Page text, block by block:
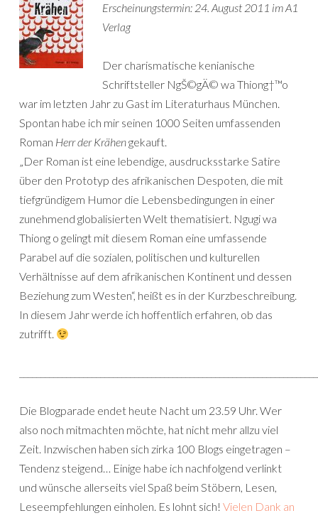
Erscheinungstermin: 24. August 2011 im A1
Verlag
Der charismatische kenianische
Schriftsteller NgŠ©gÄ© wa Thiong†™o
war im letzten Jahr zu Gast im Literaturhaus München.
Spontan habe ich mir seinen 1000 Seiten umfassenden
Roman Herr der Krähengekauft.
„Der Roman ist eine lebendige, ausdrucksstarke Satire
über den Prototyp des afrikanischen Despoten, die mit
tiefgründigem Humor die Lebensbedingungen in einer
zunehmend globalisierten Welt thematisiert. Ngugi wa
Thiong o gelingt mit diesem Roman eine umfassende
Parabel auf die sozialen, politischen und kulturellen
Verhältnisse auf dem afrikanischen Kontinent und dessen
Beziehung zum Westen“, heißt es in der Kurzbeschreibung.
In diesem Jahr werde ich hoffentlich erfahren, ob das
zutrifft.
Die Blogparade endet heute Nacht um 23.59 Uhr. Wer
also noch mitmachten möchte, hat nicht mehr allzu viel
Zeit. Inzwischen haben sich zirka 100 Blogs eingetragen –
Tendenz steigend… Einige habe ich nachfolgend verlinkt
und wünsche allerseits viel Spaß beim Stöbern, Lesen,
Leseempfehlungen einholen. Es lohnt sich! Vielen Dank an